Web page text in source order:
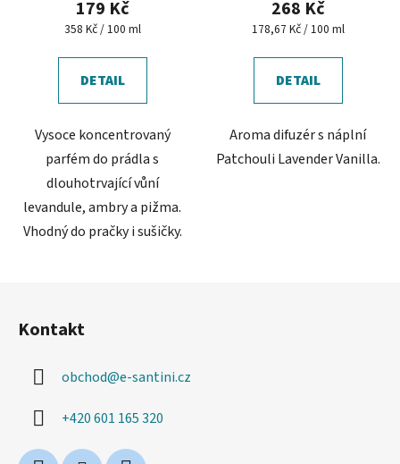
179 Kč
Měrná
358 Kč / 100 ml
DETAIL
Vysoce koncentrovaný
parfém do prádla s
dlouhotrvající vůní
levandule, ambry a pižma.
Vhodný do pračky i sušičky.
268 Kč
Měrná
178,67 Kč / 100 ml
DETAIL
Aroma difuzér s náplní
Patchouli Lavender Vanilla.
Kontakt
obchod@e-santini.cz
+420 601 165 320